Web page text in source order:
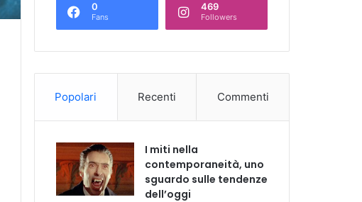
0
Fans
469
Followers
Popolari Recenti Commenti
I miti nella
contemporaneità, uno
sguardo sulle tendenze
dell’oggi